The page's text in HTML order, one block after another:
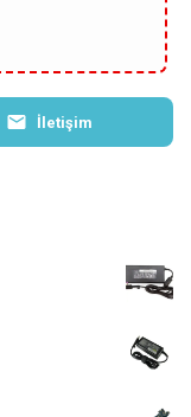
İletişim